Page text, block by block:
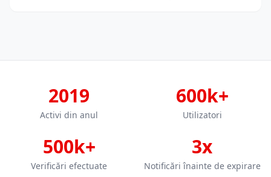
2019
Activi din anul
600k+
Utilizatori
500k+
Verificări efectuate
3x
Notificări înainte de expirare